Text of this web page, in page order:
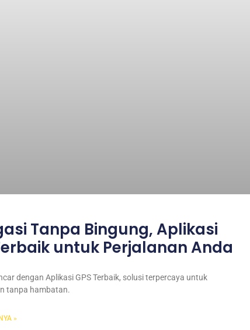
Tanpa Bingung, Aplikasi
untuk Perjalanan Anda
dengan Aplikasi GPS Terbaik, solusi terpercaya untuk
tanpa hambatan.
»